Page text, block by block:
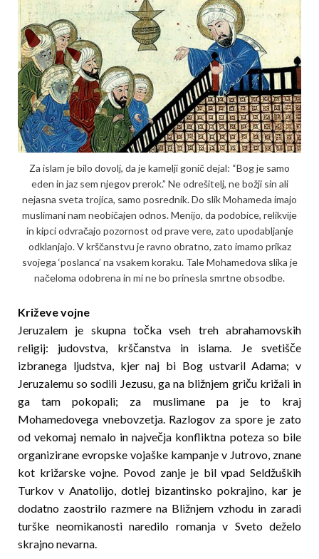
Za islam je bilo dovolj, da je kamelji gonič dejal: “Bog je samo
eden in jaz sem njegov prerok.” Ne odrešitelj, ne božji sin ali
nejasna sveta trojica, samo posrednik. Do slik Mohameda imajo
muslimani nam neobičajen odnos. Menijo, da podobice, relikvije
in kipci odvračajo pozornost od prave vere, zato upodabljanje
odklanjajo. V krščanstvu je ravno obratno, zato imamo prikaz
svojega ‘poslanca’ na vsakem koraku. Tale Mohamedova slika je
načeloma odob­rena in mi ne bo prinesla smrtne obsodbe.
Križeve vojne
Jeruzalem je skupna točka vseh treh abrahamovskih
religij: judovstva, krščanstva in islama. Je svetišče
izbranega ljudstva, kjer naj bi Bog ustvaril Adama; v
Jeruzalemu so sodili Jezusu, ga na bližnjem griču križali in
ga tam pokopali; za muslimane pa je to kraj
Mohamedovega vnebovzetja. Razlogov za spore je zato
od vekomaj nemalo in največja konfliktna poteza so bile
organizirane evropske vojaške kampanje v Jutrovo, znane
kot križarske vojne. Povod zanje je bil vpad Seldžuških
Turkov v Anatolijo, dotlej bizantins­ko pokrajino, kar je
dodatno zaostrilo razmere na Bliž­njem vzhodu in zaradi
turške neomikanosti naredilo romanja v Sveto deželo
skrajno nevarna.